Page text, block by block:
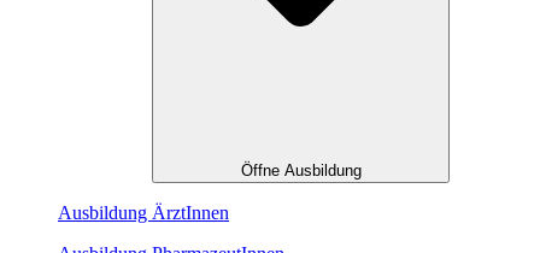
Öffne Ausbildung
Ausbildung ÄrztInnen